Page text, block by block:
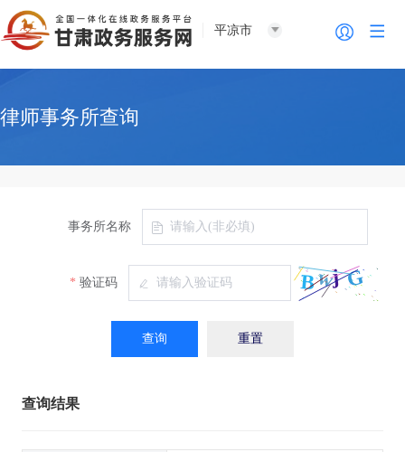
平凉市
律师事务所查询
事务所名称
验证码
查询 重置
查询结果